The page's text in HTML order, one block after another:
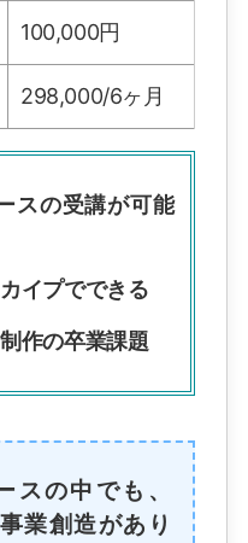
100,000円
298,000/6ヶ月
スの受講が可能
イプでできる
作の卒業課題
スの中でも、
創造があり